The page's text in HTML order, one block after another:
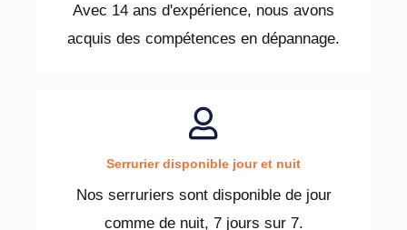
Avec 14 ans d'expérience, nous avons
acquis des compétences en dépannage.
Serrurier disponible jour et nuit
Nos serruriers sont disponible de jour
comme de nuit, 7 jours sur 7.